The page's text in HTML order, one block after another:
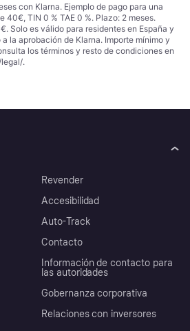
con Klarna. Ejemplo de pago para una
40€, TIN 0 % TAE 0 %. Plazo: 2 meses.
Solo es válido para residentes en España y
la aprobación de Klarna. Importe mínimo y
los términos y resto de condiciones en
.
Revender
Accesibilidad
Auto-Track
Contacto
Información de contacto para
las autoridades
Gobernanza corporativa
Relaciones con inversores